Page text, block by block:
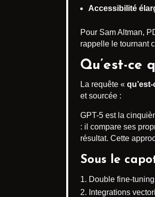
Accessibilité
Pour Sam Altman,
rappelle le tournant
Qu’est-ce
La requête «
et sourcée :
GPT-5 est la
: il compare ses
résultat. Cette
Sous le
Double fine-
Integrations